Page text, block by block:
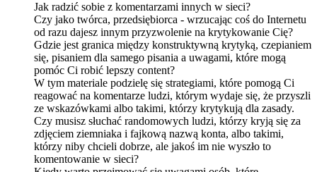
Jak radzić sobie z komentarzami innych w sieci?
Czy jako twórca, przedsiębiorca - wrzucając coś do Internetu
od razu dajesz innym przyzwolenie na krytykowanie Cię?
Gdzie jest granica między konstruktywną krytyką, czepianiem
się, pisaniem dla samego pisania a uwagami, które mogą
pomóc Ci robić lepszy content?
W tym materiale podzielę się strategiami, które pomogą Ci
reagować na komentarze ludzi, którym wydaje się, że przyszli
ze wskazówkami albo takimi, którzy krytykują dla zasady.
Czy musisz słuchać randomowych ludzi, którzy kryją się za
zdjęciem ziemniaka i fajkową nazwą konta, albo takimi,
którzy niby chcieli dobrze, ale jakoś im nie wyszło to
komentowanie w sieci?